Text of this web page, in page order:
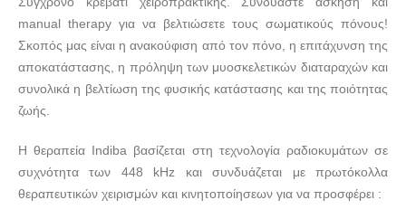
PHYSIO ΚΑΙΝΟΥΡΓΙΟΣ ΑΘΑΝΑΣΙΟΣ - doctors4u.gr
manual therapy για να βελτιώσετε τους σωματικούς πόνους!
Σκοπός μας είναι η ανακούφιση από τον πόνο, η επιτάχυνση της
αποκατάστασης, η πρόληψη των μυοσκελετικών διαταραχών και
συνολικά η βελτίωση της φυσικής κατάστασης και της ποιότητας
ζωής.
Η θεραπεία Indiba βασίζεται στη τεχνολογία ραδιοκυμάτων σε
συχνότητα των 448 kHz και συνδυάζεται με πρωτόκολλα
θεραπευτικών χειρισμών και κινητοποίησεων για να προσφέρει :